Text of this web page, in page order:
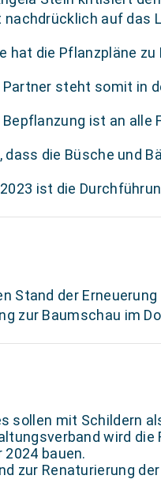
auf das
hat die Pflanzpläne
Partner steht somit in
ist an alle
die Büsche und
ist die
Stand der
zur Baumschau im
sollen mit Schildern
wird
bauen.
zur Renaturierung